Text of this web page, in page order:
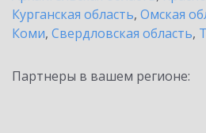
Курганская область, Омская
Коми, Свердловская область,
Партнеры в вашем регионе: